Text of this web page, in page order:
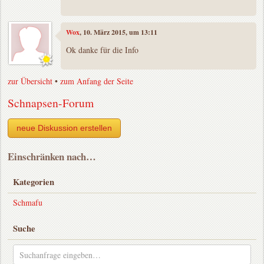
Wox, 10. März 2015, um 13:11
Ok danke für die Info
zur Übersicht •zum Anfang der Seite
Schnapsen-Forum
neue Diskussion erstellen
Einschränken nach…
Kategorien
Schmafu
Suche